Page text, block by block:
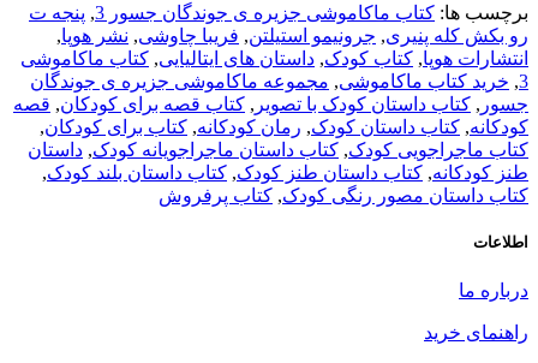
برچسب ها: کتاب ماکاموشی جزیره ی جوندگان جسور 3 , پنجه ت
رو بکش کله پنیری, جرونیمو استیلتن, فریبا چاوشی, نشر هوپا,
انتشارات هوپا, کتاب کودک, داستان های ایتالیایی, کتاب ماکاموشی
3
, خرید کتاب ماکاموشی, مجموعه ماکاموشی جزیره ی جوندگان
جسور , کتاب داستان کودک با تصویر , کتاب قصه برای کودکان, قصه
کودکانه, کتاب داستان کودک, رمان کودکانه, کتاب برای کودکان,
کتاب ماجراجویی کودک, کتاب داستان ماجراجویانه کودک, داستان
طنز کودکانه, کتاب داستان طنز کودک, کتاب داستان بلند کودک,
کتاب داستان مصور رنگی کودک, کتاب پرفروش
اطلاعات
درباره ما
راهنمای خرید